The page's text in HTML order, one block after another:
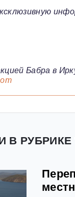
Бабра в
В